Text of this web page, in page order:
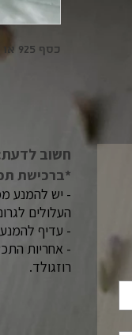
כסף 925 או ציפוי זהב לבחירה
חשוב
*ברכישת
- יש להמנע
העלולים
- עדיף
- אחריות
רוזגולד.